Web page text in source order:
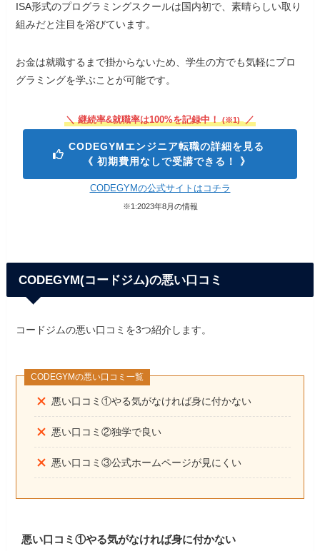
ISA形式のプログラミングスクールは国内初で、素晴らしい取り
組みだと注目を浴びています。
お金は就職するまで掛からないため、学生の方でも気軽にプロ
グラミングを学ぶことが可能です。
＼ 継続率&就職率は100%を記録中！ (※1) ／
CODEGYMエンジニア転職の詳細を見る
《 初期費用なしで受講できる！ 》
CODEGYMの公式サイトはコチラ
※1:2023年8月の情報
CODEGYM(コードジム)の悪い口コミ
コードジムの悪い口コミを3つ紹介します。
CODEGYMの悪い口コミ一覧
悪い口コミ①やる気がなければ身に付かない
悪い口コミ②独学で良い
悪い口コミ③公式ホームページが見にくい
悪い口コミ①やる気がなければ身に付かない